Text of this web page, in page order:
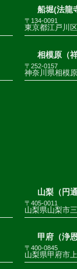
船堀(法龍
〒134-0091
東京都江戸川
相模原（
〒252-0157
神奈川県相模
山梨（円通
〒405-0011
山梨県山梨市
甲府（浄恩
〒400-0845
山梨県甲府市